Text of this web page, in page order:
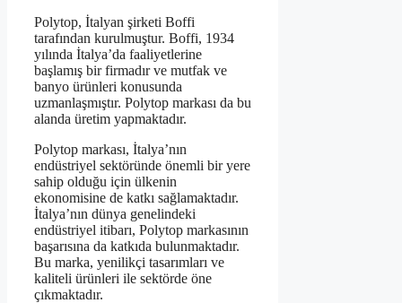
Polytop, İtalyan şirketi Boffi
tarafından kurulmuştur. Boffi, 1934
yılında İtalya’da faaliyetlerine
başlamış bir firmadır ve mutfak ve
banyo ürünleri konusunda
uzmanlaşmıştır. Polytop markası da bu
alanda üretim yapmaktadır.
Polytop markası, İtalya’nın
endüstriyel sektöründe önemli bir yere
sahip olduğu için ülkenin
ekonomisine de katkı sağlamaktadır.
İtalya’nın dünya genelindeki
endüstriyel itibarı, Polytop markasının
başarısına da katkıda bulunmaktadır.
Bu marka, yenilikçi tasarımları ve
kaliteli ürünleri ile sektörde öne
çıkmaktadır.